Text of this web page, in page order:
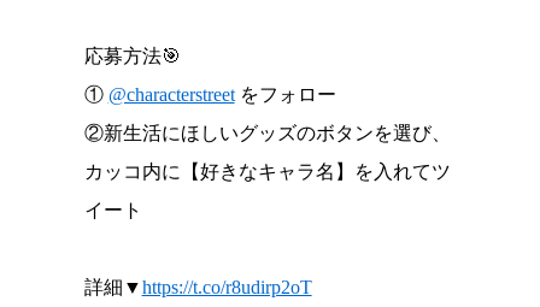
応募方法🎯​
① @characterstreetをフォロー​
②新生活にほしいグッズのボタンを選び、
カッコ内に​【好きなキャラ名】を入れてツ
イート​
詳細▼​https://t.co/r8udirp2oT